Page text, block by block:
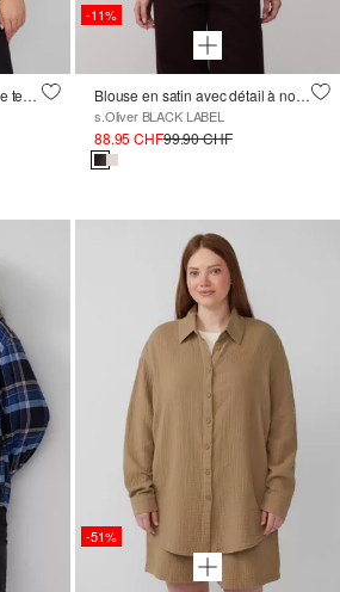
Blouse en viscose mélangée texturée, à imprimé
-11%
Blouse en satin avec détail à nouer à la base
s.Oliver BLACK LABEL
88.95 CHF99.90 CHF
-51%